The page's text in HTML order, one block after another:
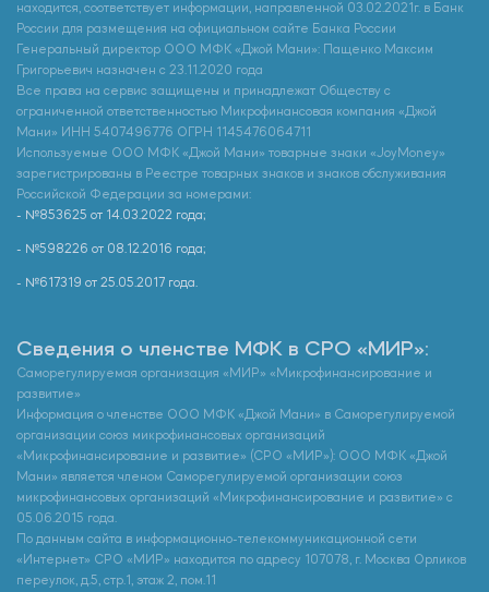
находится, соответствует информации, направленной 03.02.2021г. в Банк
России для размещения на официальном сайте Банка России
Генеральный директор ООО МФК «Джой Мани»: Пащенко Максим
Григорьевич назначен с 23.11.2020 года
Все права на сервис защищены и принадлежат Обществу с
ограниченной ответственностью Микрофинансовая компания «Джой
Мани» ИНН 5407496776 ОГРН 1145476064711
Используемые ООО МФК «Джой Мани» товарные знаки «JoyMoney»
зарегистрированы в Реестре товарных знаков и знаков обслуживания
Российской Федерации за номерами:
- №853625 от 14.03.2022 года;
- №598226 от 08.12.2016 года;
- №617319 от 25.05.2017 года.
Сведения о членстве МФК в СРО «МИР»:
Саморегулируемая организация «МИР» «Микрофинансирование и
развитие»
Информация о членстве ООО МФК «Джой Мани» в Саморегулируемой
организации союз микрофинансовых организаций
«Микрофинансирование и развитие» (СРО «МИР»): ООО МФК «Джой
Мани» является членом Саморегулируемой организации союз
микрофинансовых организаций «Микрофинансирование и развитие» с
05.06.2015 года.
По данным сайта в информационно-телекоммуникационной сети
«Интернет» СРО «МИР» находится по адресу 107078, г. Москва Орликов
переулок, д.5, стр.1, этаж 2, пом.11